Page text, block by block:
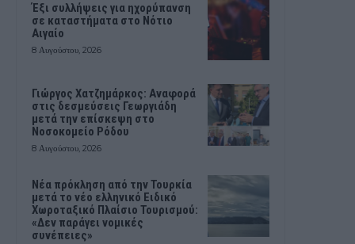
Έξι συλλήψεις για ηχορύπανση
σε καταστήματα στο Νότιο
Αιγαίο
8 Αυγούστου, 2026
Γιώργος Χατζημάρκος: Αναφορά
στις δεσμεύσεις Γεωργιάδη
μετά την επίσκεψη στο
Νοσοκομείο Ρόδου
8 Αυγούστου, 2026
Νέα πρόκληση από την Τουρκία
μετά το νέο ελληνικό Ειδικό
Χωροταξικό Πλαίσιο Τουρισμού:
«Δεν παράγει νομικές
συνέπειες»